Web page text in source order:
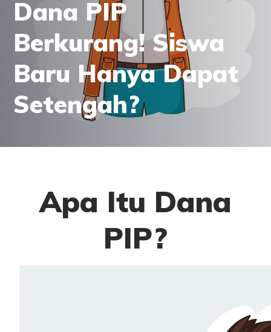
Dana PIP
Berkurang! Siswa
Baru Hanya Dapat
Setengah?
Apa Itu Dana
PIP?